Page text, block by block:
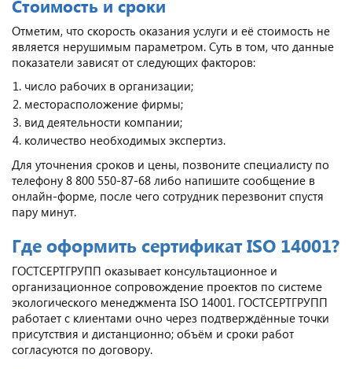
Стоимость и сроки
Отметим, что скорость оказания услуги и её стоимость не
является нерушимым параметром. Суть в том, что данные
показатели зависят от следующих факторов:
число рабочих в организации;
месторасположение фирмы;
вид деятельности компании;
количество необходимых экспертиз.
Для уточнения сроков и цены, позвоните специалисту по
телефону 8 800 550-87-68 либо напишите сообщение в
онлайн-форме, после чего сотрудник перезвонит спустя
пару минут.
Где оформить сертификат ISO 14001?
ГОСТСЕРТГРУПП оказывает консультационное и
организационное сопровождение проектов по системе
экологического менеджмента ISO 14001. ГОСТСЕРТГРУПП
работает с клиентами очно через подтверждённые точки
присутствия и дистанционно; объём и сроки работ
согласуются по договору.